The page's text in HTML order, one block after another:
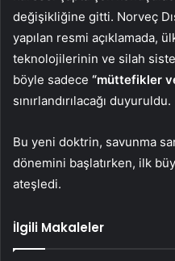
değişikliğine gitti. Norveç
yapılan resmi açıklamada,
teknolojilerinin ve silah
böyle sadece “müttefikler
sınırlandırılacağı duyuruldu.
Bu yeni doktrin, savunma
dönemini başlatırken, ilk
ateşledi.
İlgili Makaleler